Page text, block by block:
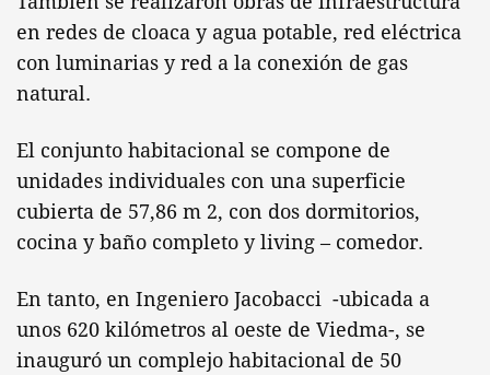
en redes de cloaca y agua potable, red eléctrica
con luminarias y red a la conexión de gas
natural.
El conjunto habitacional se compone de
unidades individuales con una superficie
cubierta de 57,86 m 2, con dos dormitorios,
cocina y baño completo y living – comedor.
En tanto, en Ingeniero Jacobacci -ubicada a
unos 620 kilómetros al oeste de Viedma-, se
inauguró un complejo habitacional de 50